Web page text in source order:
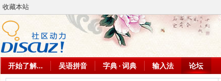
收藏本站
开始了解... 吴语拼音 字典 · 词典 输入法 论坛